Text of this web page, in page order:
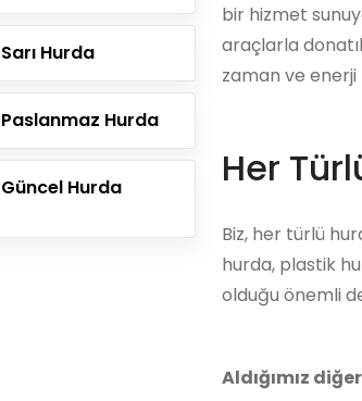
Hurda
Hurda
Hurda
bir hizmet
araçlarla
zaman ve enerji
Her
Biz, her türlü
hurda, plastik
olduğu önemli
Aldığımız